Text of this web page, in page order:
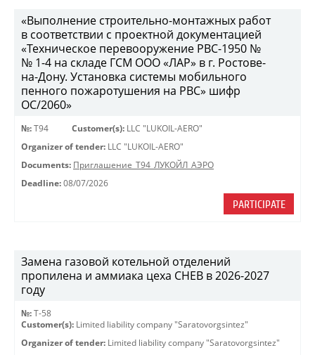
«Выполнение строительно-монтажных работ
в соответствии с проектной документацией
«Техническое перевооружение РВС-1950 №
№ 1-4 на складе ГСМ ООО «ЛАР» в г. Ростове-
на-Дону. Установка системы мобильного
пенного пожаротушения на РВС» шифр
ОС/2060»
№: Т94 Customer(s): LLC "LUKOIL-AERO"
Organizer of tender: LLC "LUKOIL-AERO"
Documents: Приглашение_Т94_ЛУКОЙЛ_АЭРО
Deadline: 08/07/2026
PARTICIPATE
Замена газовой котельной отделений
пропилена и аммиака цеха СНЕВ в 2026-2027
году
№: Т-58
Customer(s): Limited liability company "Saratovorgsintez"
Organizer of tender: Limited liability company "Saratovorgsintez"